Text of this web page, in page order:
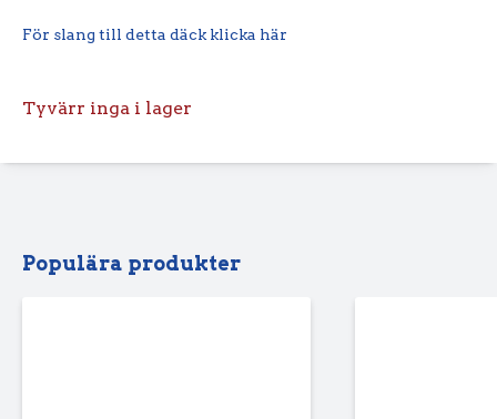
För slang till detta däck klicka här
Tyvärr inga i lager
Populära produkter